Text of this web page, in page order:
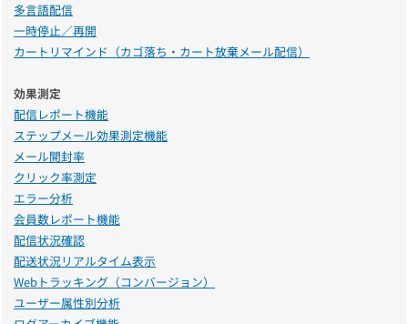
多言語配信
一時停止／再開
カートリマインド（カゴ落ち・カート放棄メール配信）
効果測定
配信レポート機能
ステップメール効果測定機能
メール開封率
クリック率測定
エラー分析
会員数レポート機能
配信状況確認
配送状況リアルタイム表示
Webトラッキング（コンバージョン）
ユーザー属性別分析